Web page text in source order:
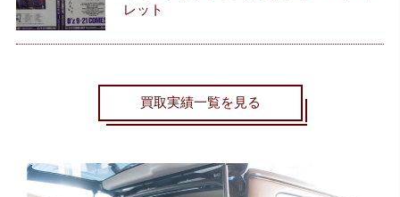
レット
買取実績一覧を見る